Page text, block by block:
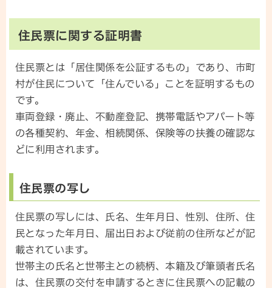
住民票に関する証明書
住民票とは「居住関係を公証するもの」であり、市町
村が住民について「住んでいる」ことを証明するもの
です。
車両登録・廃止、不動産登記、携帯電話やアパート等
の各種契約、年金、相続関係、保険等の扶養の確認な
どに利用されます。
住民票の写し
住民票の写しには、氏名、生年月日、性別、住所、住
民となった年月日、届出日および従前の住所などが記
載されています。
世帯主の氏名と世帯主との続柄、本籍及び筆頭者氏名
は、住民票の交付を申請するときに住民票への記載の